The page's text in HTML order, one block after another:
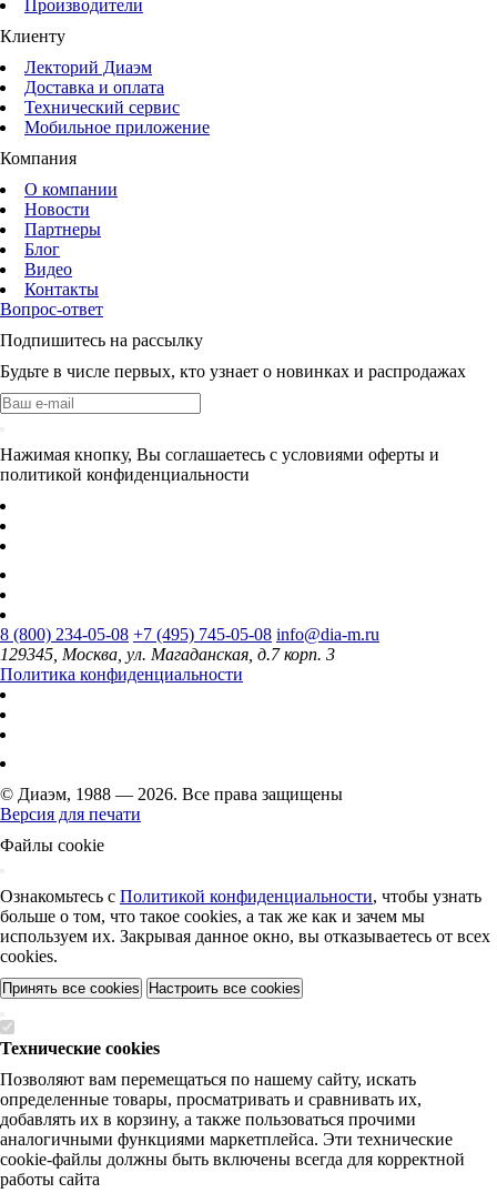
Производители
Клиенту
Лекторий Диаэм
Доставка и оплата
Технический сервис
Мобильное приложение
Компания
О компании
Новости
Партнеры
Блог
Видео
Контакты
Вопрос-ответ
Подпишитесь на рассылку
Будьте в числе первых, кто узнает о новинках и распродажах
Нажимая кнопку, Вы соглашаетесь с условиями оферты и
политикой конфиденциальности
8 (800) 234-05-08 +7 (495) 745-05-08 info@dia-m.ru
129345, Москва, ул. Магаданская, д.7 корп. 3
Политика конфиденциальности
© Диаэм, 1988 — 2026. Все права защищены
Версия для печати
Файлы cookie
Ознакомьтесь с Политикой конфиденциальности, чтобы узнать
больше о том, что такое cookies, а так же как и зачем мы
используем их. Закрывая данное окно, вы отказываетесь от всех
cookies.
Принять все cookies Настроить все cookies
Технические cookies
Позволяют вам перемещаться по нашему сайту, искать
определенные товары, просматривать и сравнивать их,
добавлять их в корзину, а также пользоваться прочими
аналогичными функциями маркетплейса. Эти технические
cookie-файлы должны быть включены всегда для корректной
работы сайта